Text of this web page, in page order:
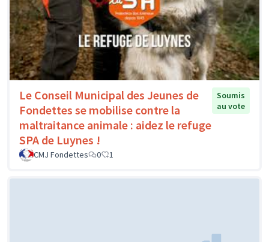
Le Conseil Municipal des Jeunes de
Fondettes se mobilise contre la
maltraitance animale : aidez le refuge
SPA de Luynes !
Soumis
au vote
CMJ Fondettes 0 1